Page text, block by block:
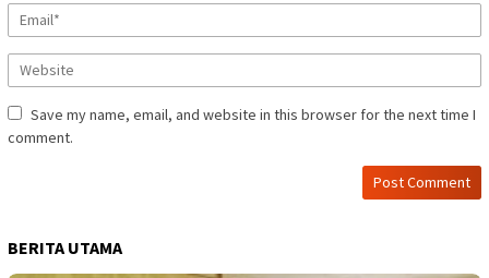
Save my name, email, and website in this browser for the next time I
comment.
BERITA UTAMA